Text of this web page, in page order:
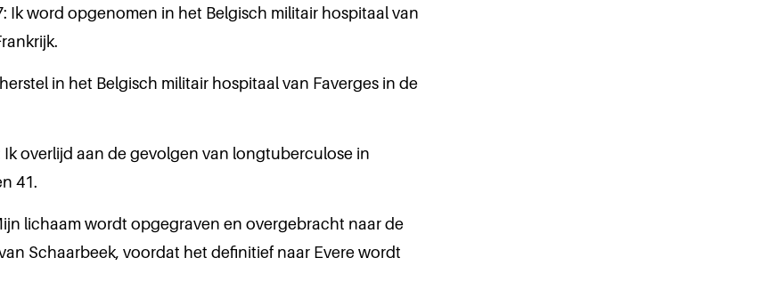
Ik word opgenomen in het Belgisch militair hospitaal van
in het Belgisch militair hospitaal van Faverges in de
Ik overlijd aan de gevolgen van longtuberculose in
41.
lichaam wordt opgegraven en overgebracht naar de
Schaarbeek, voordat het definitief naar Evere wordt